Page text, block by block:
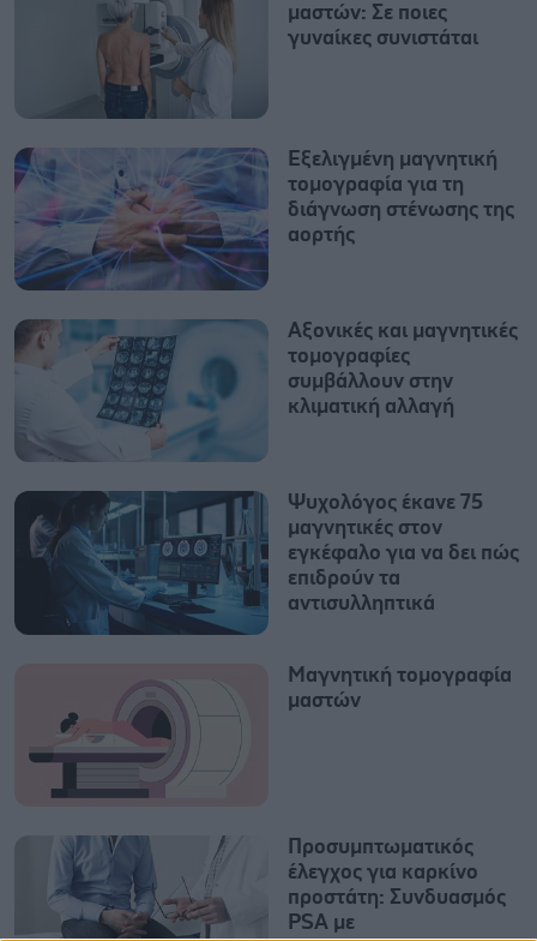
μαστών: Σε ποιες
γυναίκες συνιστάται
Εξελιγμένη μαγνητική
τομογραφία για τη
διάγνωση στένωσης της
αορτής
Αξονικές και μαγνητικές
τομογραφίες
συμβάλλουν στην
κλιματική αλλαγή
Ψυχολόγος έκανε 75
μαγνητικές στον
εγκέφαλο για να δει πώς
επιδρούν τα
αντισυλληπτικά
Μαγνητική τομογραφία
μαστών
Προσυμπτωματικός
έλεγχος για καρκίνο
προστάτη: Συνδυασμός
PSA με